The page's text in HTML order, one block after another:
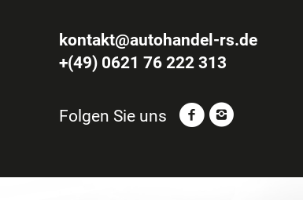
kontakt@autohandel-rs.de
+(49) 0621 76 222 313
Folgen Sie uns